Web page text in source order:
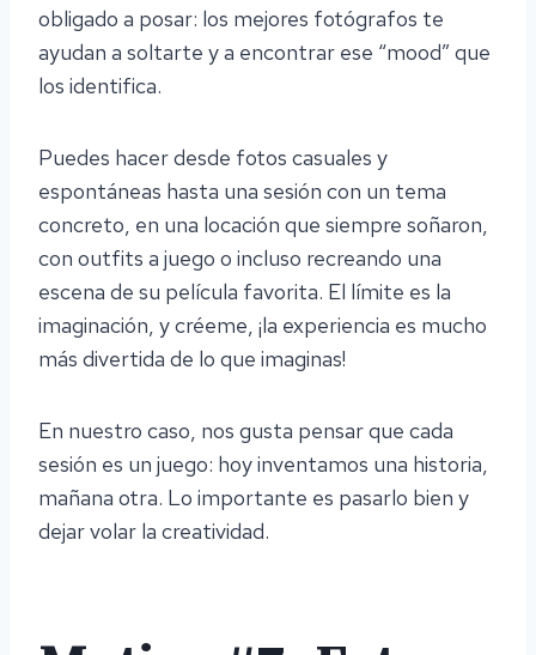
obligado a posar: los mejores fotógrafos te
ayudan a soltarte y a encontrar ese “mood” que
los identifica.
Puedes hacer desde fotos casuales y
espontáneas hasta una sesión con un tema
concreto, en una locación que siempre soñaron,
con outfits a juego o incluso recreando una
escena de su película favorita. El límite es la
imaginación, y créeme, ¡la experiencia es mucho
más divertida de lo que imaginas!
En nuestro caso, nos gusta pensar que cada
sesión es un juego: hoy inventamos una historia,
mañana otra. Lo importante es pasarlo bien y
dejar volar la creatividad.